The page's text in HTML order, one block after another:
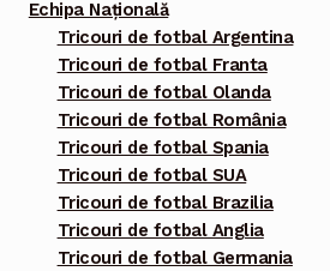
Echipa Națională
Tricouri de fotbal Argentina
Tricouri de fotbal Franta
Tricouri de fotbal Olanda
Tricouri de fotbal România
Tricouri de fotbal Spania
Tricouri de fotbal SUA
Tricouri de fotbal Brazilia
Tricouri de fotbal Anglia
Tricouri de fotbal Germania